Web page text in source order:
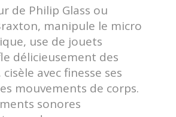
de Philip Glass ou
manipule le micro
use de jouets
délicieusement des
avec finesse ses
mouvements de corps.
sonores